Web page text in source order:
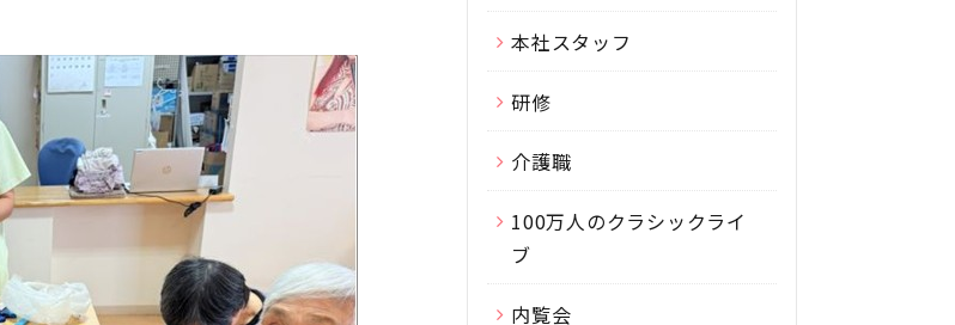
本社スタッフ
研修
介護職
100万人のクラシックライ
ブ
内覧会